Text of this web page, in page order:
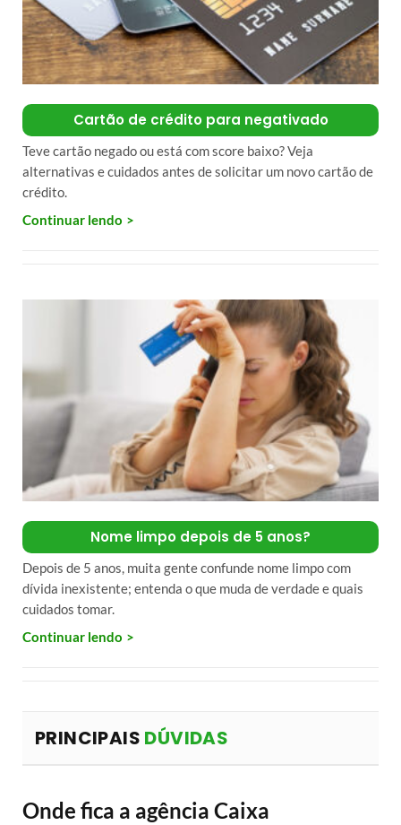
Cartão de crédito para negativado
Teve cartão negado ou está com score baixo? Veja
alternativas e cuidados antes de solicitar um novo cartão de
crédito.
Continuar lendo
Nome limpo depois de 5 anos?
Depois de 5 anos, muita gente confunde nome limpo com
dívida inexistente; entenda o que muda de verdade e quais
cuidados tomar.
Continuar lendo
PRINCIPAIS DÚVIDAS
Onde fica a agência Caixa